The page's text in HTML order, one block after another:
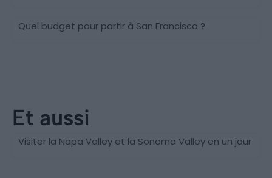
Quel budget pour partir à San Francisco ?
Et aussi
San Francisco
Visiter la Napa Valley et la Sonoma Valley en un jour